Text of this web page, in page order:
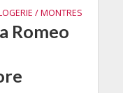
/ MONTRES
Romeo